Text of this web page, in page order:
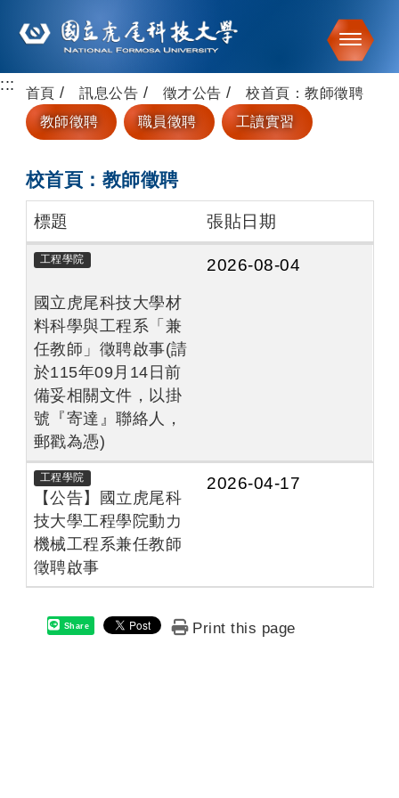
跳到主要內容
::: 首頁 訊息公告 徵才公告
校首頁：教師徵聘
教師徵聘
職員徵聘 工讀實習
校首頁：教師徵聘
標題 張貼日期
工程學院
國立虎尾科技大學材
料科學與工程系「兼
任教師」徵聘啟事(請
於115年09月14日前
備妥相關文件，以掛
號『寄達』聯絡人，
郵戳為憑)
2026-08-04
工程學院
【公告】國立虎尾科
技大學工程學院動力
機械工程系兼任教師
徵聘啟事
2026-04-17
Share Print this page